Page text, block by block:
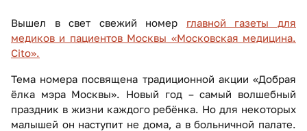
Вышел в свет свежий номер главной газеты для
медиков и пациентов Москвы «Московская медицина.
Cito».
Тема номера посвящена традиционной акции «Добрая
ёлка мэра Москвы». Новый год – самый волшебный
праздник в жизни каждого ребёнка. Но для некоторых
малышей он наступит не дома, а в больничной палате.